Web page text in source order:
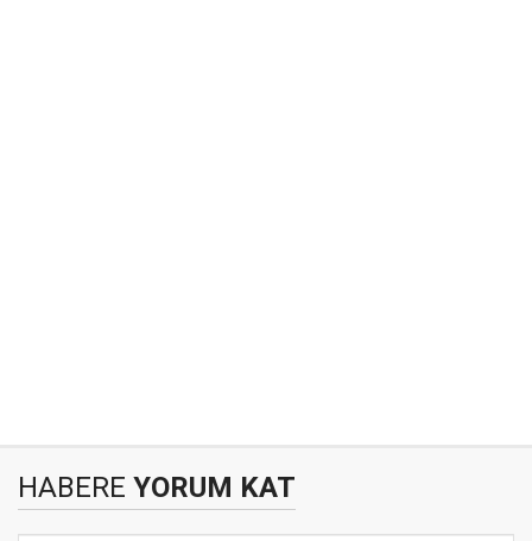
HABERE YORUM KAT